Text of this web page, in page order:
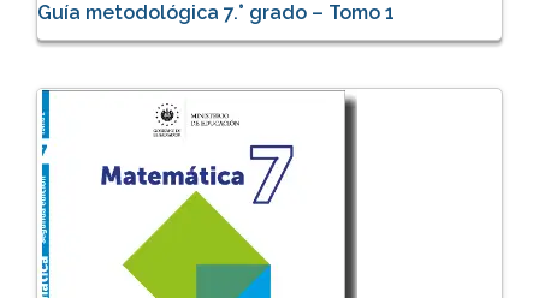
Guía metodológica 7.° grado – Tomo 1